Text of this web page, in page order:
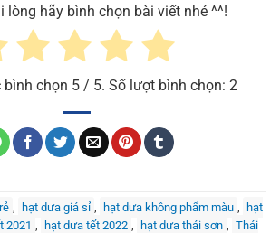
lòng hãy bình chọn bài viết nhé ^^!
bình chọn 5 / 5. Số lượt bình chọn: 2
hạt dưa giá sỉ hạt dưa không phẩm màu
hạt
2021 hạt dưa tết 2022 hạt dưa thái sơn
Thái